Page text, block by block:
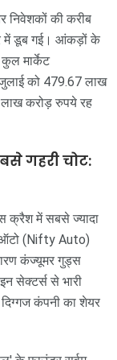
निवेशकों की करीब
में डूब गई। आंकड़ों के
मार्केट
को 479.67 लाख
करोड़ रुपये रह
गहरी चोट:
क्रैश में सबसे ज्यादा
ऑटो (Nifty Auto)
कंज्यूमर गुड्स
सेक्टर्स से भारी
कंपनी का शेयर